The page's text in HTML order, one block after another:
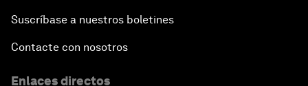
Suscríbase a nuestros boletines
Contacte con nosotros
Enlaces directos